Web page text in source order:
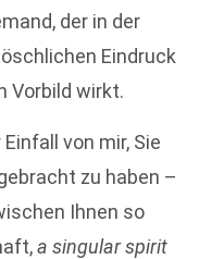
der in der
Eindruck
Vorbild wirkt.
von mir, Sie
zu haben –
Ihnen so
a singular spirit